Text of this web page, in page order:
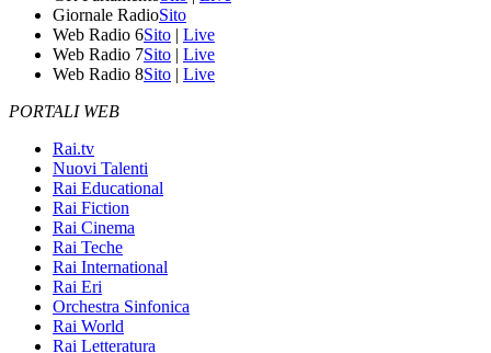
Giornale RadioSito
Web Radio 6Sito | Live
Web Radio 7Sito | Live
Web Radio 8Sito | Live
PORTALI WEB
Rai.tv
Nuovi Talenti
Rai Educational
Rai Fiction
Rai Cinema
Rai Teche
Rai International
Rai Eri
Orchestra Sinfonica
Rai World
Rai Letteratura